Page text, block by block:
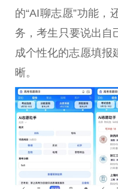
的“AI聊志愿”功能，
务，考生只要说出自
成个性化的志愿填报
晰。